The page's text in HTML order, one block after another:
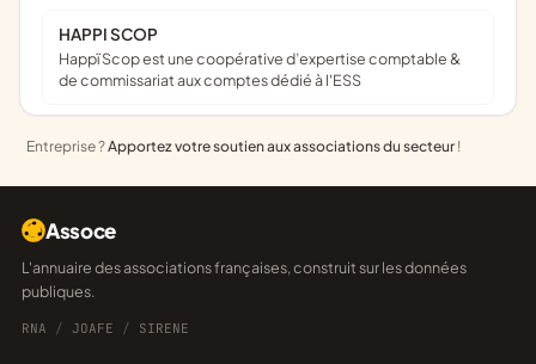
HAPPI SCOP
Happï Scop est une coopérative d’expertise comptable &
de commissariat aux comptes dédié à l'ESS
Entreprise ?Apportez votre soutien aux associations du secteur !
Assoce
L'annuaire des associations françaises, construit sur les données
publiques.
RNA / JOAFE / SIRENE